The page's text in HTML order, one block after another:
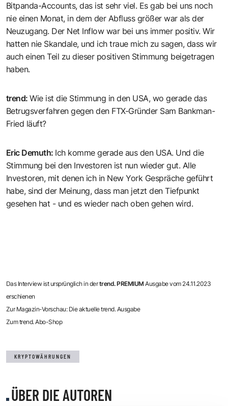
Bitpanda-Accounts, das ist sehr viel. Es gab bei uns noch
nie einen Monat, in dem der Abfluss größer war als der
Neuzugang. Der Net Inflow war bei uns immer positiv. Wir
hatten nie Skandale, und ich traue mich zu sagen, dass wir
auch einen Teil zu dieser positiven Stimmung beigetragen
haben.
trend:Wie ist die Stimmung in den USA, wo gerade das
Betrugsverfahren gegen den FTX-Gründer Sam Bankman-
Fried läuft?
Eric Demuth: Ich komme gerade aus den USA. Und die
Stimmung bei den Investoren ist nun wieder gut. Alle
Investoren, mit denen ich in New York Gespräche geführt
habe, sind der Meinung, dass man jetzt den Tiefpunkt
gesehen hat - und es wieder nach oben gehen wird.
Das Interview ist ursprünglich in dertrend. PREMIUM Ausgabe vom 24.11.2023
erschienen
Zur Magazin-Vorschau: Die aktuelle trend. Ausgabe
Zum trend. Abo-Shop
KRYPTOWÄHRUNGEN
ÜBER DIE AUTOREN